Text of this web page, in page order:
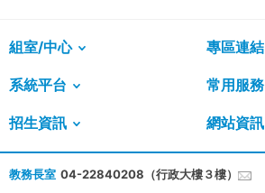
組室/中心 專區連結
系統平台 常用服務
招生資訊 網站資訊
教務長室 04-22840208（行政大樓３樓）